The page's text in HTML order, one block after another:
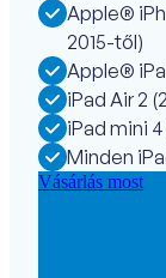
Apple®
2015-től)
Apple®
iPad Air 2
iPad mini 4
Minden
Vásárlás most